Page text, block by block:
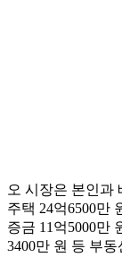
오 시장은 본인과
주택 24억6500만
증금 11억5000만
3400만 원 등 부